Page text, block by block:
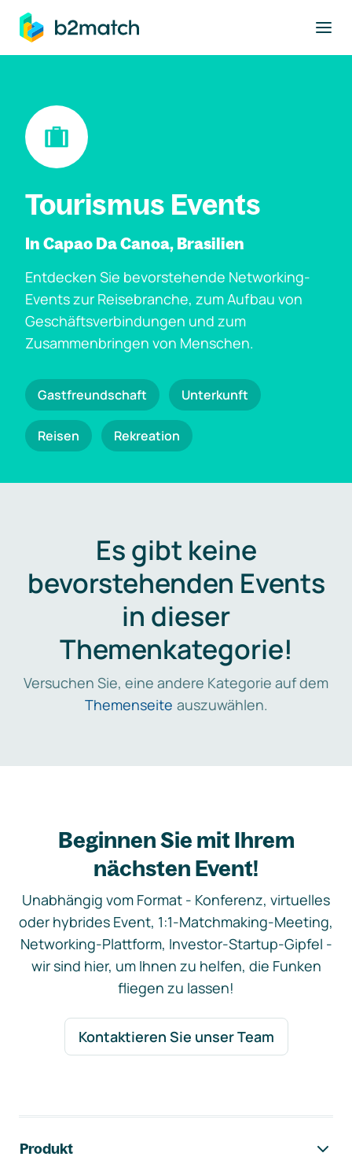
springen
Tourismus Events
In Capao Da Canoa, Brasilien
Entdecken Sie bevorstehende Networking-
Events zur Reisebranche, zum Aufbau von
Geschäftsverbindungen und zum
Zusammenbringen von Menschen.
Gastfreundschaft Unterkunft
Reisen Rekreation
Es gibt keine
bevorstehenden Events
in dieser
Themenkategorie!
Versuchen Sie, eine andere Kategorie auf dem
Themenseite auszuwählen.
Beginnen Sie mit Ihrem
nächsten Event!
Unabhängig vom Format - Konferenz, virtuelles
oder hybrides Event, 1:1-Matchmaking-Meeting,
Networking-Plattform, Investor-Startup-Gipfel -
wir sind hier, um Ihnen zu helfen, die Funken
fliegen zu lassen!
Kontaktieren Sie unser Team
Produkt